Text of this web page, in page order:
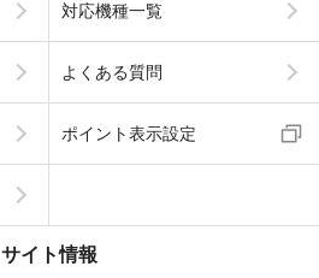
対応機種一覧
よくある質問
ポイント表示設定
サイト情報